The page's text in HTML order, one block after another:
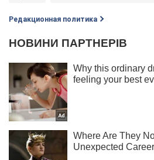
Редакционная политика